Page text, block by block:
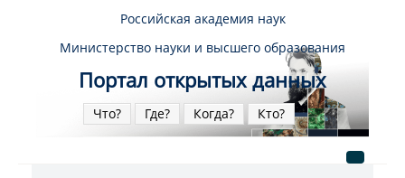
Российская академия наук
Министерство науки и высшего образования
Портал открытых данных
Что? Где? Когда? Кто?